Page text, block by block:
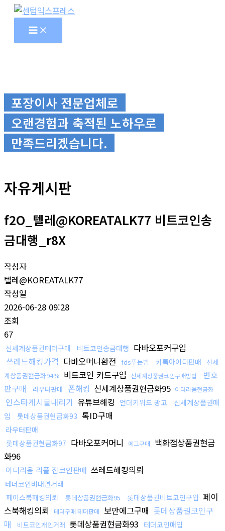
뛰
포장이사 전문업체로
오랜경험과 축적된 노하우로
만족드리겠습니다.
자유게시판
f2O_텔레@KOREATALK77 비트코인송
금대행_r8X
작성자
텔레@KOREATALK77
작성일
2026-06-28 09:28
조회
67
신세계상품권테더구매 비트코인송금대행 다바오포커구입
쓰레드해킹가격 다바오머니환전 fds푸는법 카톡아이디판매
신세
계상품권현금화94% 비트코인 카드구입 신세계상품권코인구매방법
번호
판구매
라우터판매 폰해킹 신세계상품권현금화95 이더리움현금화
인스타게시물내리기 유튜브해킹 언더키워드 광고
신세계상품권매
입
롯데상품권현금화93 톡ID구매
라우터판매
롯데상품권현금화97 다바오포커머니 에그구매 백화점상품권현금
화96
이더리움 리플 잡코인판매 쓰레드해킹의뢰
테더코인비대면거래
페이스북해킹의뢰
롯데상품권현금화95 롯데상품권비트코인구입 페이
스북해킹의뢰
테더구매 테더판매 보안에그구매 롯데상품권코인구
매
비트코인개인거래 롯데상품권현금화93 테더코인매입